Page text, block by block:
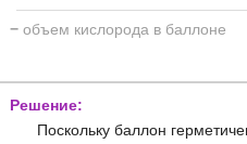
− объем кислорода в баллоне
Решение:
Поскольку баллон